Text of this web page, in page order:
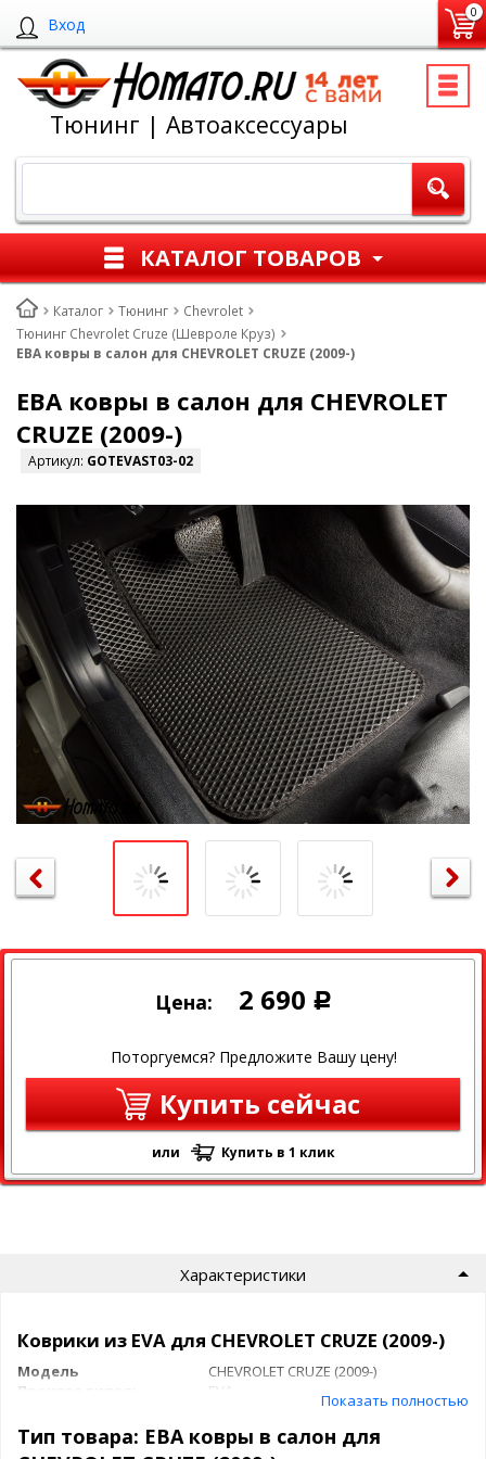
Вход
0
Тюнинг | Автоаксессуары
КАТАЛОГ ТОВАРОВ
Каталог Тюнинг
Chevrolet
Тюнинг Chevrolet Cruze (Шевроле Круз)
ЕВА ковры в салон для CHEVROLET CRUZE (2009-)
ЕВА ковры в салон для CHEVROLET
CRUZE (2009-)
Артикул: GOTEVAST03-02
Цена: 2 690 Р
Поторгуемся? Предложите Вашу цену!
Купить сейчас
или Купить в 1 клик
Характеристики
Коврики из EVA для CHEVROLET CRUZE (2009-)
Модель
CHEVROLET CRUZE (2009-)
Производитель
EVA
Коврики в салон из EVA материала для
Показать полностью
Тип товара: ЕВА ковры в салон для